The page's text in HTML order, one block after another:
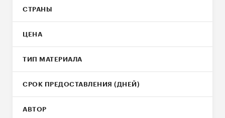
СТРАНЫ
ЦЕНА
ТИП МАТЕРИАЛА
СРОК ПРЕДОСТАВЛЕНИЯ (ДНЕЙ)
АВТОР